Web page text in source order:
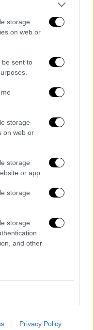
storage
on web or
be sent to
storage
on web or
storage
or app.
storage
storage
and other
Privacy Policy
μέσα στο
τον Οκτώβριο,
να
μαχητικά τ
Πρόκειται
F-22 Raptor που
αεροπορική